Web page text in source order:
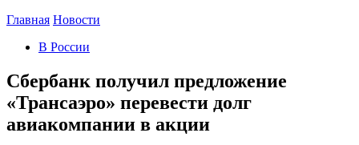
Главная Новости
В России
Сбербанк получил предложение
«Трансаэро» перевести долг
авиакомпании в акции